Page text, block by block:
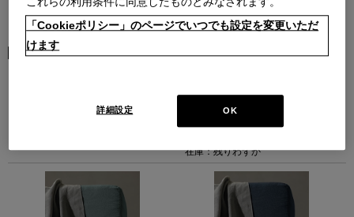
ICEBERG）
（キング 216 ICEBERG）
在庫：残りわずか
「Cookieポリシー」のページでいつでも設定を変更いただ
けます
OK
詳細設定